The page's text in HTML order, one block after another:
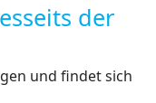
der
und findet sich